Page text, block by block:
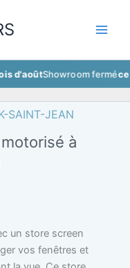
Showroom ferméce samedi
SAINT-JEAN
à
un store screen
vos fenêtres et